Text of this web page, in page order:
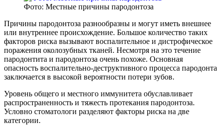
Фото: Местные причины пародонтоза
Причины пародонтоза разнообразны и могут иметь внешнее
или внутреннее происхождение. Большое количество таких
факторов риска вызывают воспалительное и дистрофическое
поражения околозубных тканей. Несмотря на это течение
пародонтита и пародонтоза очень похоже. Основная
опасность воспалительно-деструктивного процесса пародонта
заключается в высокой вероятности потери зубов.
Уровень общего и местного иммунитета обуславливает
распространенность и тяжесть протекания пародонтоза.
Условно стоматологи разделяют факторы риска на две
категории.